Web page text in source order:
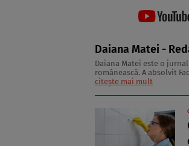
Daiana Matei -
Daiana Matei este o
românească. A absolvit
masterat în
citește mai mult